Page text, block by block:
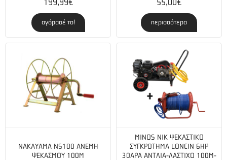
199,99€
αγόρασέ το!
55,00€
περισσότερα
NAKAYAMA NS100 ΑΝΕΜΗ
ΨΕΚΑΣΜΟΥ 100M
MINOS NIK ΨΕΚΑΣΤΙΚΟ
ΣΥΓΚΡΟΤΗΜΑ LONCIN 6HP
30ΑΡΑ ΑΝΤΛΙΑ-ΛΑΣΤΙΧΟ 100M-